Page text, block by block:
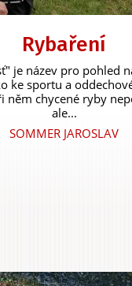
Rybaření
je název pro pohled
ke sportu a
něm chycené ryby
ale...
SOMMER JAROSLAV